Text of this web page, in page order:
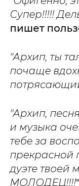
Супер!!!!!
пишет
"Архип, ты
почаще
"Архип,
и музыка
тебе за
прекрасной
дуэте твоей
МОЛОДЕЦ!!!!